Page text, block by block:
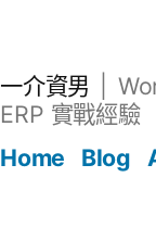
一介資男
ERP 實戰經驗
Home
Blog